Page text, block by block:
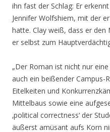
ihn fast der Schlag: Er
Jennifer Wolfshiem, mit der
hatte. Clay weiß, dass er
er selbst zum
„Der Roman ist nicht nur
auch ein beißender Campus-
Eitelkeiten und
Mittelbaus sowie eine
‚political correctness‘ der
äußerst amüsant aufs Korn